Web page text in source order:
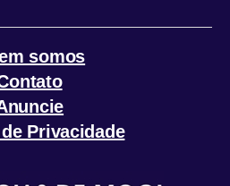
somos
Privacidade